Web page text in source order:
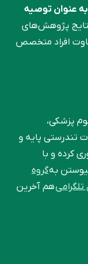
عنوان توصیه
پژوهش‌های
افراد متخصص
پزشکی،
تندرستی پایه و
کرده و با
بهگروه
تلگرامیهم آخرین